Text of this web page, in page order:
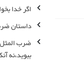
اگر خدا
داستان
ضرب
ببوید،نه